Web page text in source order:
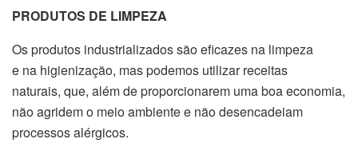
PRODUTOS DE LIMPEZA
Os produtos industrializados são eficazes na limpeza
e na higienização, mas podemos utilizar receitas
naturais, que, além de proporcionarem uma boa economia,
não agridem o meio ambiente e não desencadeiam
processos alérgicos.